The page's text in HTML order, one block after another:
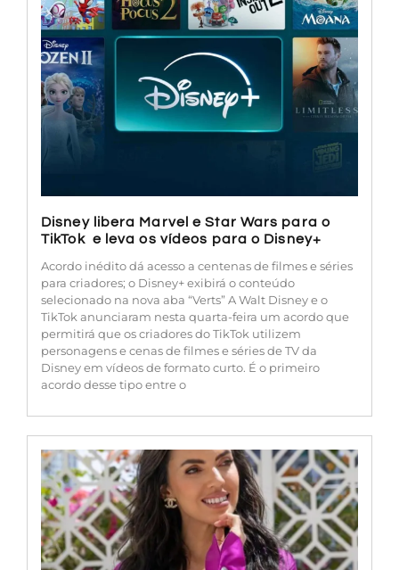
Disney libera Marvel e Star Wars para o
TikTok e leva os vídeos para o Disney+
Acordo inédito dá acesso a centenas de filmes e séries
para criadores; o Disney+ exibirá o conteúdo
selecionado na nova aba “Verts” A Walt Disney e o
TikTok anunciaram nesta quarta-feira um acordo que
permitirá que os criadores do TikTok utilizem
personagens e cenas de filmes e séries de TV da
Disney em vídeos de formato curto. É o primeiro
acordo desse tipo entre o